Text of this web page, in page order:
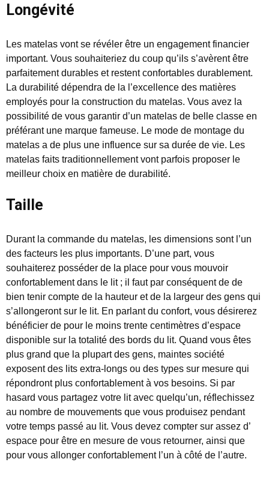
Longévité
Les matelas vont se révéler être un engagement financier
important. Vous souhaiteriez du coup qu’ils s’avèrent être
parfaitement durables et restent confortables durablement.
La durabilité dépendra de la l’excellence des matières
employés pour la construction du matelas. Vous avez la
possibilité de vous garantir d’un matelas de belle classe en
préférant une marque fameuse. Le mode de montage du
matelas a de plus une influence sur sa durée de vie. Les
matelas faits traditionnellement vont parfois proposer le
meilleur choix en matière de durabilité.
Taille
Durant la commande du matelas, les dimensions sont l’un
des facteurs les plus importants. D’une part, vous
souhaiterez posséder de la place pour vous mouvoir
confortablement dans le lit ; il faut par conséquent de de
bien tenir compte de la hauteur et de la largeur des gens qui
s’allongeront sur le lit. En parlant du confort, vous désirerez
bénéficier de pour le moins trente centimètres d’espace
disponible sur la totalité des bords du lit. Quand vous êtes
plus grand que la plupart des gens, maintes société
exposent des lits extra-longs ou des types sur mesure qui
répondront plus confortablement à vos besoins. Si par
hasard vous partagez votre lit avec quelqu’un, réflechissez
au nombre de mouvements que vous produisez pendant
votre temps passé au lit. Vous devez compter sur assez d’
espace pour être en mesure de vous retourner, ainsi que
pour vous allonger confortablement l’un à côté de l’autre.